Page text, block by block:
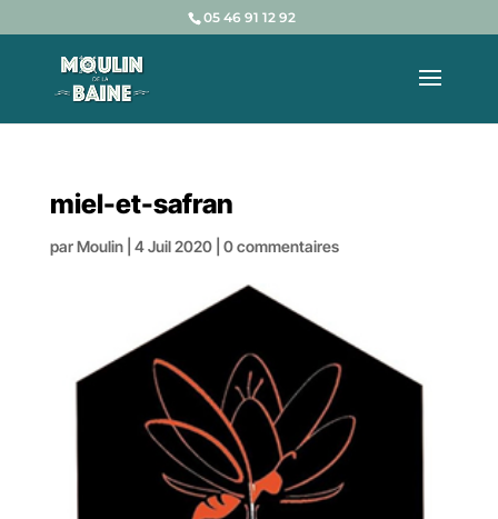
05 46 91 12 92
miel-et-safran
parMoulin| 4 Juil 2020| 0 commentaires